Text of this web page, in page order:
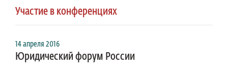
Участие в конференциях
14 апреля 2016
Юридический форум России